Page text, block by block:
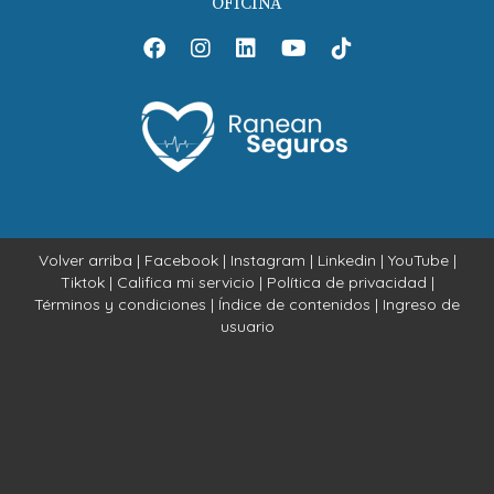
sobre seguros dentales?
Hay muchos recursos online confiables donde puedes
compañías específicas; asegúrate siempre de consultar
fuentes confiables como el sitio web del Departamento de
Volver arriba | Facebook| Instagram | Linkedin | YouTube|
Tiktok| Califica mi servicio | Política de privacidad |
Términos y condiciones | Índice de contenidos | Ingreso de
usuario